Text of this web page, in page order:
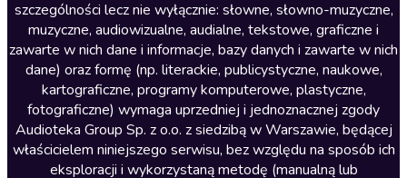
Literatura obyczajowa
Literatura piękna obca
Literatura piękna polska
Nagrania relaksacyjne
Nauka języków
Nauki humanistyczne
szczególności lecz nie wyłącznie: słowne, słowno-muzyczne,
muzyczne, audiowizualne, audialne, tekstowe, graficzne i
zawarte w nich dane i informacje, bazy danych i zawarte w nich
dane) oraz formę (np. literackie, publicystyczne, naukowe,
kartograficzne, programy komputerowe, plastyczne,
fotograficzne) wymaga uprzedniej i jednoznacznej zgody
Audioteka Group Sp. z o.o. z siedzibą w Warszawie, będącej
właścicielem niniejszego serwisu, bez względu na sposób ich
eksploracji i wykorzystaną metodę (manualną lub